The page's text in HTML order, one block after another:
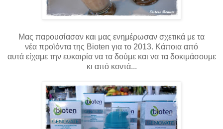
Μας παρουσίασαν και μας ενημέρωσαν σχετικά με τα
νέα προϊόντα της Bioten για το 2013. Κάποια από
αυτά είχαμετην ευκαιρία να τα δούμε και να τα δοκιμάσουμε
κι από κοντά...